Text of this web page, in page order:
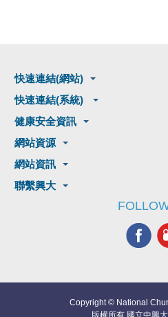
快速連結(網站)
快速連結(系統)
健康安全資訊
網站資源
網站資訊
聯繫興大
Copyright © National
版權所有 國立中興